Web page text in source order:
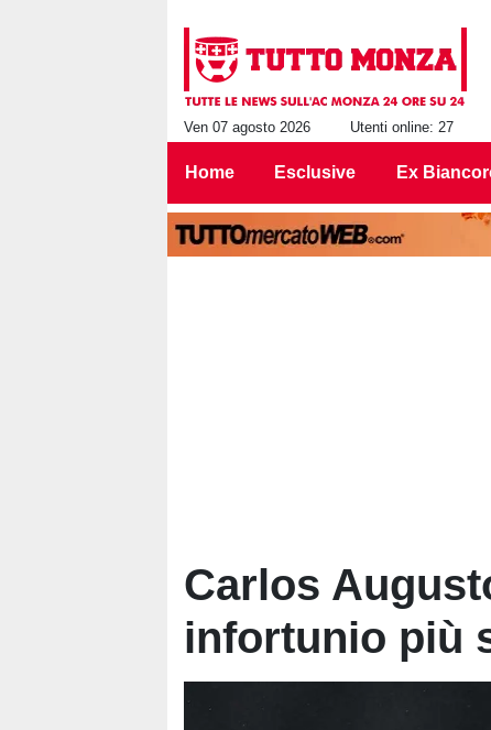
Ven 07 agosto 2026 Utenti online: 27
Home Esclusive Ex
Carlos
infortunio più